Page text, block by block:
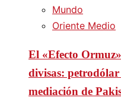
Mundo
Oriente Medio
El «Efecto
divisas:
mediación de